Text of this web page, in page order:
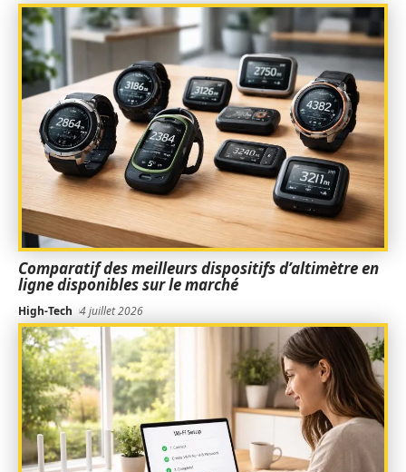
Comparatif des meilleurs dispositifs d’altimètre en
ligne disponibles sur le marché
High-Tech 4 juillet 2026